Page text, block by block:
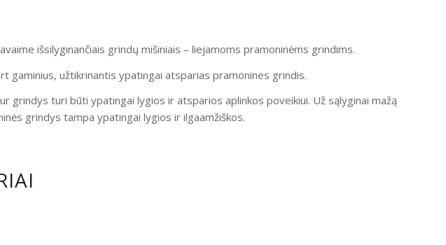
išsilyginančiais grindų mišiniais – liejamoms pramoninėms grindims.
gaminius, užtikrinantis ypatingai atsparias pramonines grindis.
grindys turi būti ypatingai lygios ir atsparios aplinkos poveikiui. Už sąlyginai mažą
grindys tampa ypatingai lygios ir ilgaamžiškos.